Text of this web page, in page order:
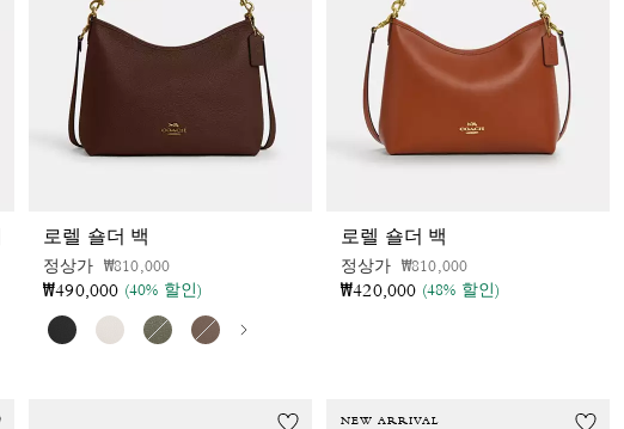
로렐 숄더 백
정상가 가격 인하 전
₩810,000인하됨
₩490,000 (40% 할인)
로렐 숄더 백
정상가 가격 인하 전
₩810,000인하됨
₩420,000 (48% 할인)
NEW ARRIVAL